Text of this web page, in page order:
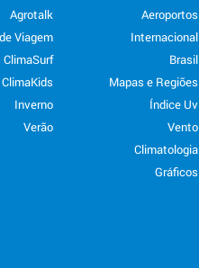
Aeroportos
Internacional
Brasil
Mapas e Regiões
Índice Uv
Vento
Climatologia
Gráficos
Agrotalk
Viagem
ClimaSurf
ClimaKids
Inverno
Verão